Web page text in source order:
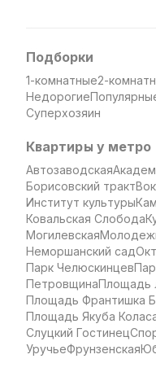
Подборки
1-комнатные2-
Недорогие
Суперхозяин
Квартиры у метро
Автозаводская
Борисовский тракт
Институт культуры
Ковальская Слобода
Могилевская
Неморшанский сад
Парк Челюскинцев
ПетровщинаПлощадь
Площадь Франтишка
Площадь Якуба
Слуцкий Гостинец
УручьеФрунзенская